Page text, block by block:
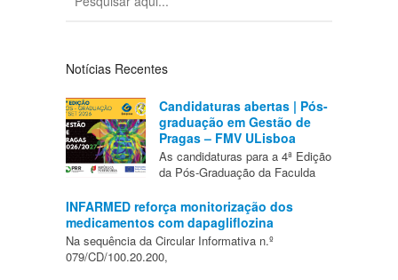
Notícias Recentes
Candidaturas abertas | Pós-
graduação em Gestão de
Pragas – FMV ULisboa
As candidaturas para a 4ª Edição
da Pós-Graduação da Faculda
INFARMED reforça monitorização dos
medicamentos com dapagliflozina
Na sequência da Circular Informativa n.º
079/CD/100.20.200,